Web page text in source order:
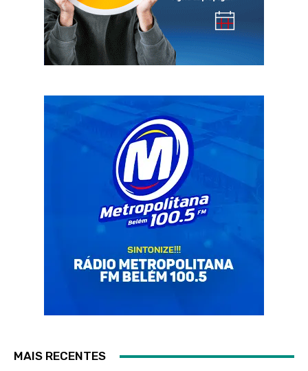
MAIS RECENTES